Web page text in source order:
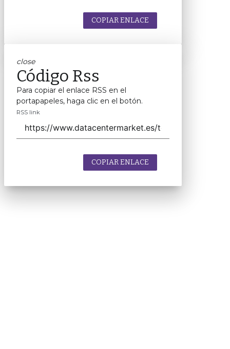
COPIAR ENLACE
close
Código Rss
Para copiar el enlace RSS en el
portapapeles, haga clic en el botón.
RSS link
COPIAR ENLACE